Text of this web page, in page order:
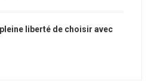
liberté de choisir avec